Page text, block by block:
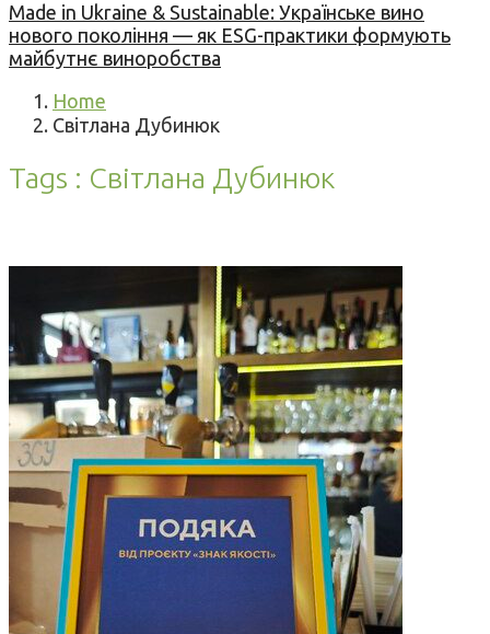
Made in Ukraine & Sustainable: Українське вино
нового покоління — як ESG-практики формують
майбутнє виноробства
Home
Світлана Дубинюк
Tags : Світлана Дубинюк